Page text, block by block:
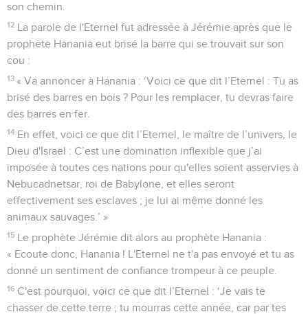
son chemin.
12 La parole de l'Eternel fut adressée à Jérémie après que le
prophète Hanania eut brisé la barre qui se trouvait sur son
cou :
13 « Va annoncer à Hanania : ‘Voici ce que dit l’Eternel : Tu as
brisé des barres en bois ? Pour les remplacer, tu devras faire
des barres en fer.
14 En effet, voici ce que dit l’Eternel, le maître de l’univers, le
Dieu d'Israël : C’est une domination inflexible que j’ai
imposée à toutes ces nations pour qu'elles soient asservies à
Nebucadnetsar, roi de Babylone, et elles seront
effectivement ses esclaves ; je lui ai même donné les
animaux sauvages.’ »
15 Le prophète Jérémie dit alors au prophète Hanania :
« Ecoute donc, Hanania ! L'Eternel ne t'a pas envoyé et tu as
donné un sentiment de confiance trompeur à ce peuple.
16 C'est pourquoi, voici ce que dit l’Eternel : ‘Je vais te
chasser de cette terre ; tu mourras cette année, car par tes